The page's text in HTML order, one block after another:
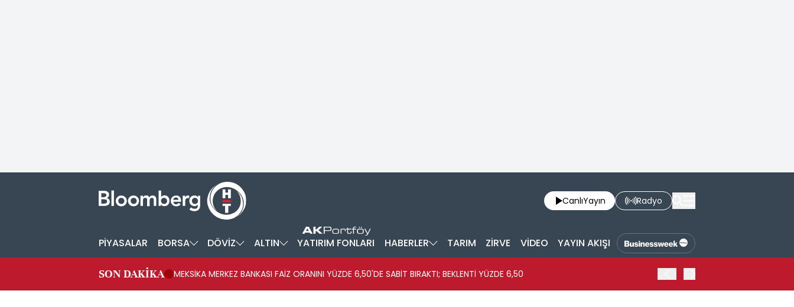
CanlıYayın Radyo
PİYASALAR BORSA DÖVİZ ALTIN YATIRIM FONLARI HABERLER TARIM ZİRVE VİDEO YAYIN AKIŞI
SON DAKİKA MEKSİKA MERKEZ BANKASI FAİZ ORANINI YÜZDE 6,50'DE SABİT BIRAKTI; BEKLENTİ YÜZDE 6,50